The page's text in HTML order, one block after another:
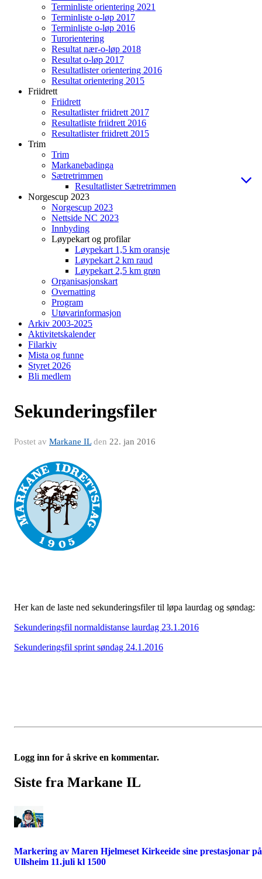
Terminliste orientering 2021
Terminliste o-løp 2017
Terminliste o-løp 2016
Turorientering
Resultat nær-o-løp 2018
Resultat o-løp 2017
Resultatlister orientering 2016
Resultat orientering 2015
Friidrett
Friidrett
Resultatlister friidrett 2017
Resultatliste friidrett 2016
Resultatlister friidrett 2015
Trim
Trim
Markanebadinga
Sætretrimmen
Resultatlister Sætretrimmen
Norgescup 2023
Norgescup 2023
Nettside NC 2023
Innbyding
Løypekart og profilar
Løypekart 1,5 km oransje
Løypekart 2 km raud
Løypekart 2,5 km grøn
Organisasjonskart
Overnatting
Program
Utøvarinformasjon
Arkiv 2003-2025
Aktivitetskalender
Filarkiv
Mista og funne
Styret 2026
Bli medlem
Sekunderingsfiler
Postet av Markane ILden 22. jan 2016
Her kan de laste ned sekunderingsfiler til løpa laurdag og søndag:
Sekunderingsfil normaldistanse laurdag 23.1.2016
Sekunderingsfil sprint søndag 24.1.2016
Logg inn for å skrive en kommentar.
Siste fra Markane IL
Markering av Maren Hjelmeset Kirkeeide sine prestasjonar på
Ullsheim 11.juli kl 1500